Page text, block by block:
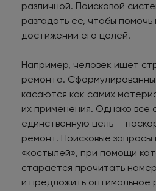
различной. Поисковой
разгадать ее, чтобы помочь
достижении его целей.
Например, человек ищет
ремонта.
касаются как самих
их применения. Однако все
единственную цель —
ремонт. Поисковые
«костылей», при помощи
старается прочитать
и предложить оптимальное